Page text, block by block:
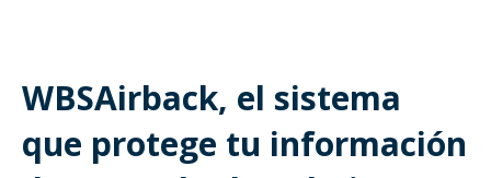
WBSAirback, el sistema
que protege tu información